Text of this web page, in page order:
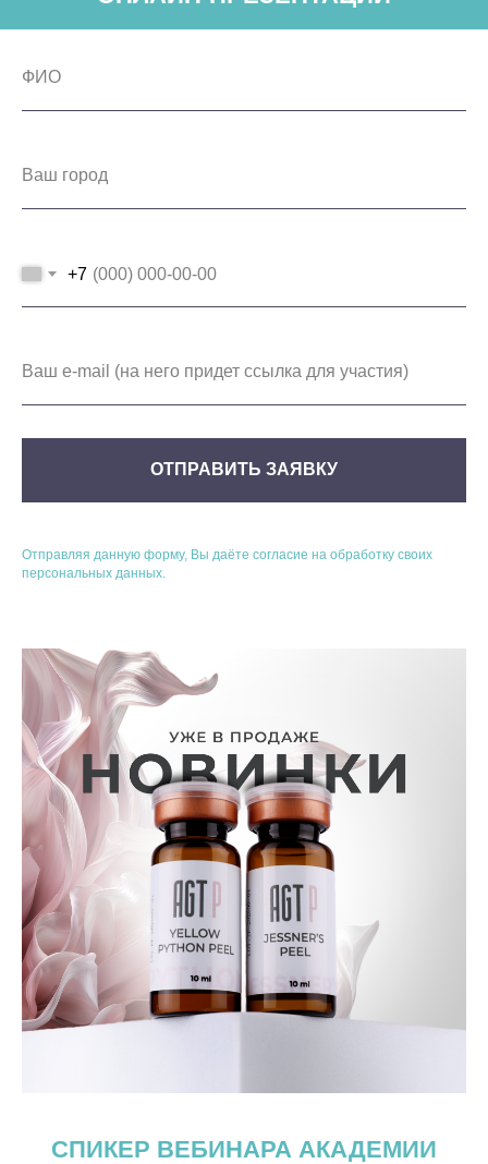
+7
ОТПРАВИТЬ ЗАЯВКУ
Отправляя данную форму, Вы даёте согласие на обработку своих
персональных данных.
СПИКЕР ВЕБИНАРА АКАДЕМИИ